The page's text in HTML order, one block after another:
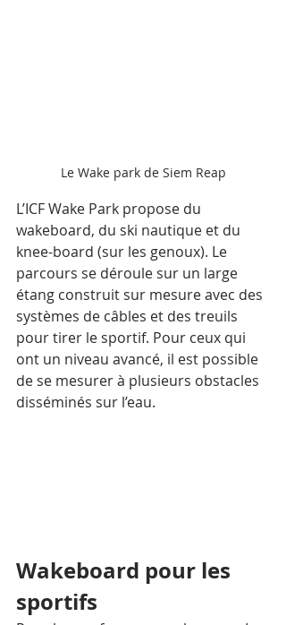
Le Wake park de Siem Reap
L’ICF Wake Park propose du
wakeboard, du ski nautique et du
knee-board (sur les genoux). Le
parcours se déroule sur un large
étang construit sur mesure avec des
systèmes de câbles et des treuils
pour tirer le sportif. Pour ceux qui
ont un niveau avancé, il est possible
de se mesurer à plusieurs obstacles
disséminés sur l’eau.
Wakeboard pour les
sportifs